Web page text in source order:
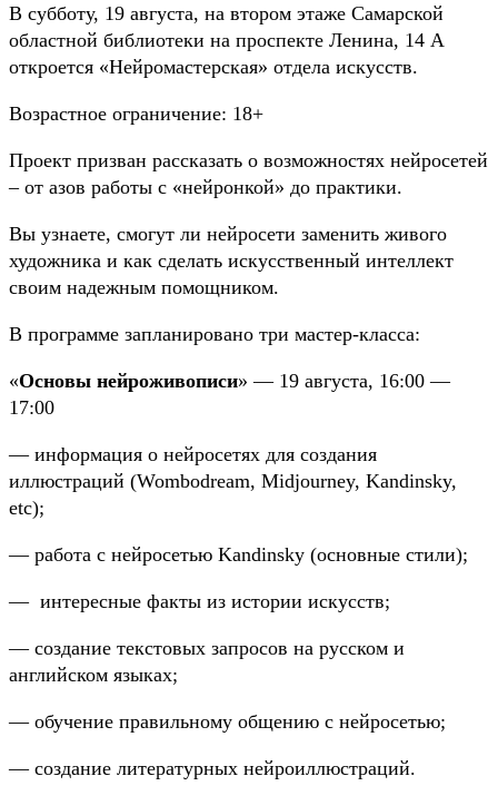
В субботу, 19 августа, на втором этаже Самарской
областной библиотеки на проспекте Ленина, 14 А
откроется «Нейромастерская» отдела искусств.
Возрастное ограничение: 18+
Проект призван рассказать о возможностях нейросетей
– от азов работы с «нейронкой» до практики.
Вы узнаете, смогут ли нейросети заменить живого
художника и как сделать искусственный интеллект
своим надежным помощником.
В программе запланировано три мастер-класса:
«Основы нейроживописи»— 19 августа, 16:00 —
17:00
— информация о нейросетях для создания
иллюстраций (Wombodream, Midjourney, Kandinsky,
etc);
— работа с нейросетью Kandinsky (основные стили);
— интересные факты из истории искусств;
— создание текстовых запросов на русском и
английском языках;
— обучение правильному общению с нейросетью;
— создание литературных нейроиллюстраций.